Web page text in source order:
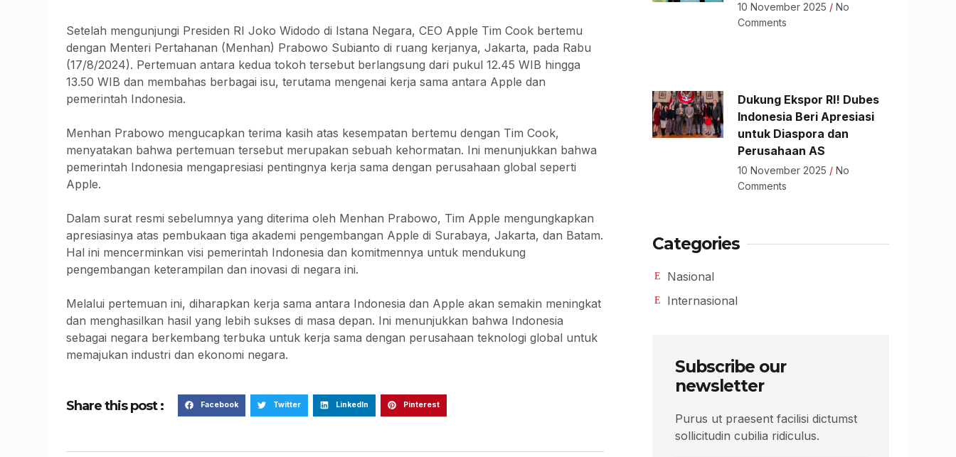
Setelah mengunjungi Presiden RI Joko Widodo di Istana Negara, CEO Apple Tim Cook bertemu
dengan Menteri Pertahanan (Menhan) Prabowo Subianto di ruang kerjanya, Jakarta, pada Rabu
(17/8/2024). Pertemuan antara kedua tokoh tersebut berlangsung dari pukul 12.45 WIB hingga
13.50 WIB dan membahas berbagai isu, terutama mengenai kerja sama antara Apple dan
pemerintah Indonesia.
Menhan Prabowo mengucapkan terima kasih atas kesempatan bertemu dengan Tim Cook,
menyatakan bahwa pertemuan tersebut merupakan sebuah kehormatan. Ini menunjukkan bahwa
pemerintah Indonesia mengapresiasi pentingnya kerja sama dengan perusahaan global seperti
Apple.
Dalam surat resmi sebelumnya yang diterima oleh Menhan Prabowo, Tim Apple mengungkapkan
apresiasinya atas pembukaan tiga akademi pengembangan Apple di Surabaya, Jakarta, dan Batam.
Hal ini mencerminkan visi pemerintah Indonesia dan komitmennya untuk mendukung
pengembangan keterampilan dan inovasi di negara ini.
Melalui pertemuan ini, diharapkan kerja sama antara Indonesia dan Apple akan semakin meningkat
dan menghasilkan hasil yang lebih sukses di masa depan. Ini menunjukkan bahwa Indonesia
sebagai negara berkembang terbuka untuk kerja sama dengan perusahaan teknologi global untuk
memajukan industri dan ekonomi negara.
Share this post : Facebook Twitter LinkedIn Pinterest
10 November 2025
No
Comments
Dukung Ekspor RI! Dubes
Indonesia Beri Apresiasi
untuk Diaspora dan
Perusahaan AS
10 November 2025
No
Comments
Categories
Nasional
Internasional
Subscribe our
newsletter
Purus ut praesent facilisi dictumst
sollicitudin cubilia ridiculus.